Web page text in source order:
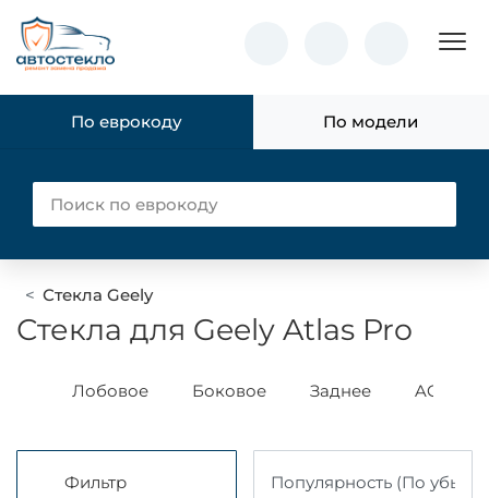
По еврокоду По модели
Стекла Geely
Стекла для Geely Atlas Pro
Лобовое Боковое Заднее AGC
Фильтр